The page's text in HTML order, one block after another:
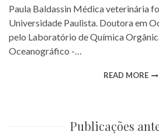
Paula Baldassin Médica veterinária
Universidade Paulista. Doutora em
pelo Laboratório de Química
Oceanográfico -…
READ MORE
Publicações